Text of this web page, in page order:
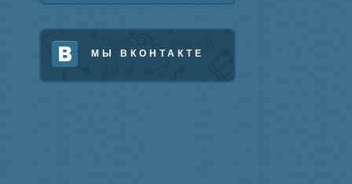
МЫ ВКОНТАКТЕ